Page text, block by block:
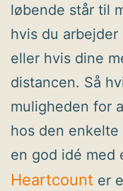
løbende står til
hvis du
eller hvis dine
distancen. Så
muligheden for
hos den
en god idé med
Heartcount er